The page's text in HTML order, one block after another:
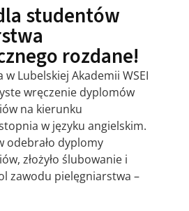
studentów
rozdane!
Lubelskiej Akademii WSEI
wręczenie dyplomów
na kierunku
w języku angielskim.
odebrało dyplomy
złożyło ślubowanie i
zawodu pielęgniarstwa –